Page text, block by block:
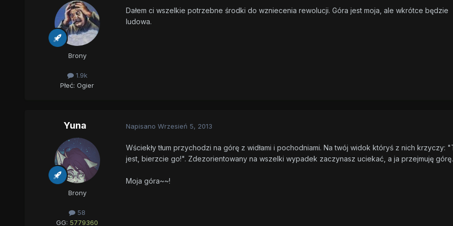
Brony
1.9k
Płeć: Ogier
Dałem ci wszelkie potrzebne środki do wzniecenia rewolucji. Góra jest moja, ale wkrótce będzie
ludowa.
Yuna
Brony
58
GG: 5779360
Napisano Wrzesień 5, 2013
Wściekły tłum przychodzi na górę z widłami i pochodniami. Na twój widok któryś z nich krzyczy:
jest, bierzcie go!". Zdezorientowany na wszelki wypadek zaczynasz uciekać, a ja przejmuję górę.
Moja góra~~!